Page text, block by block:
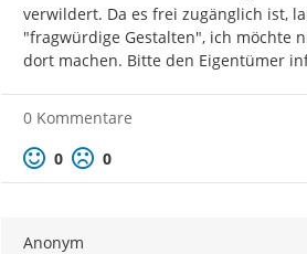
verwildert. Da es frei zugänglich ist,
"fragwürdige Gestalten", ich möchte
dort machen. Bitte den Eigentümer
0 Kommentare
0
0
Anonym